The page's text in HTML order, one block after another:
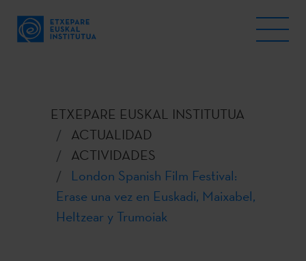
ETXEPARE EUSKAL INSTITUTUA
ACTUALIDAD
ACTIVIDADES
London Spanish Film Festival:
Erase una vez en Euskadi, Maixabel,
Heltzear y Trumoiak